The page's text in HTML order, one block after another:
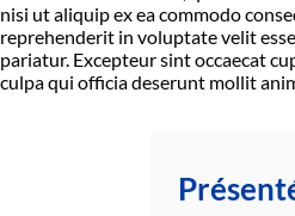
nisi ut aliquip ex ea commodo
reprehenderit in voluptate velit
pariatur. Excepteur sint occaecat
culpa qui officia deserunt mollit